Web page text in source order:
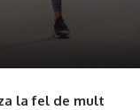
la fel de mult